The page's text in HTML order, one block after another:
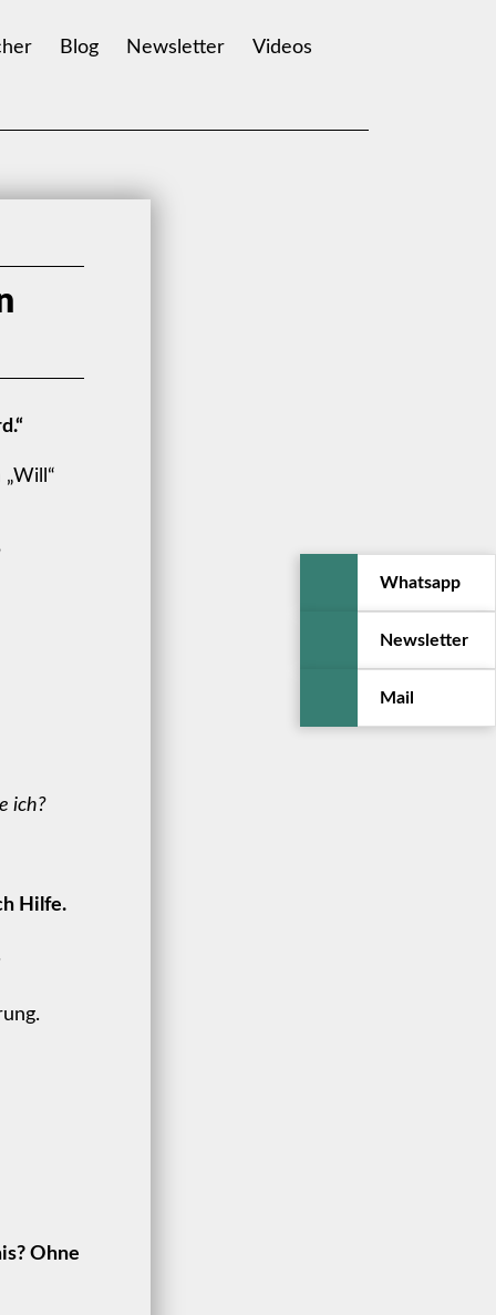
Blog Newsletter
Videos
ich?
Hilfe.
Ohne
Whatsapp
Newsletter
Mail